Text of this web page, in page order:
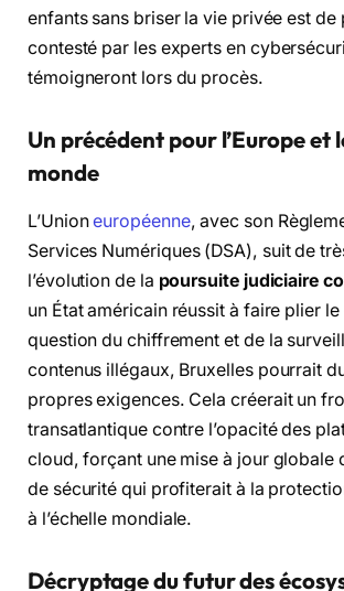
enfants sans briser la vie privée est de
contesté par les experts en
témoigneront lors du procès.
Un précédent pour l’Europe et
monde
L’Unioneuropéenne, avec son
Services Numériques (DSA), suit de
l’évolution de la poursuite judiciaire
un État américain réussit à faire plier le
question du chiffrement et de la
contenus illégaux, Bruxelles pourrait
propres exigences. Cela créerait un
transatlantique contre l’opacité des
cloud, forçant une mise à jour globale
de sécurité qui profiterait à la
à l’échelle mondiale.
Décryptage du futur des